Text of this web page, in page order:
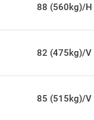
88 (560kg)/
82 (475kg)/V
85 (515kg)/V